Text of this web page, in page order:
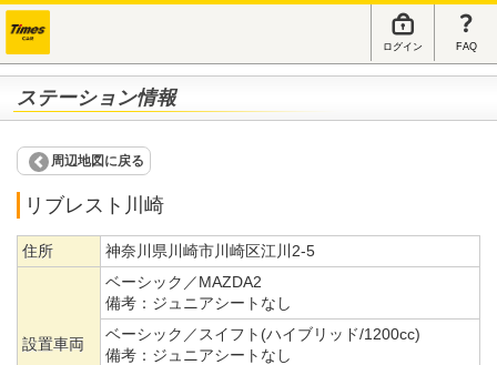
ログイン FAQ
ステーション情報
周辺地図に戻る
リブレスト川崎
住所 神奈川県川崎市川崎区江川2-5
設置車両
ベーシック／MAZDA2
備考： ジュニアシートなし
ベーシック／スイフト(ハイブリッド/1200cc)
備考： ジュニアシートなし